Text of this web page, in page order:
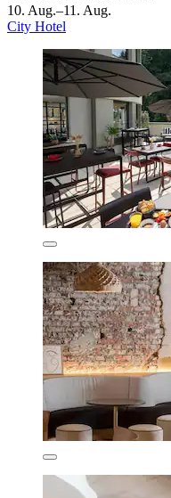
10. Aug.–11. Aug.
City Hotel